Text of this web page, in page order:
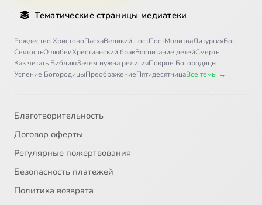
Тематические страницы медиатеки
Рождество ХристовоПасхаВеликий постПостМолитваЛитургияБог
СвятостьО любвиХристианский бракВоспитание детейСмерть
Как читать БиблиюЗачем нужна религияПокров Богородицы
Успение БогородицыПреображениеПятидесятницаВсе темы →
Благотворительность
Договор оферты
Регулярные пожертвования
Безопасность платежей
Политика возврата